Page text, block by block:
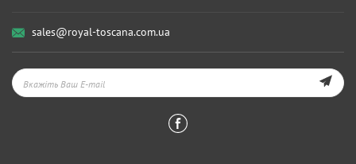
sales@royal-toscana.com.ua